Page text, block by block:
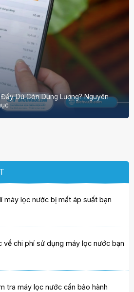
Dù Còn Dung Lượng? Nguyên
máy lọc nước bị mất áp suất bạn
về chi phí sử dụng máy lọc nước bạn
tra máy lọc nước cần bảo hành